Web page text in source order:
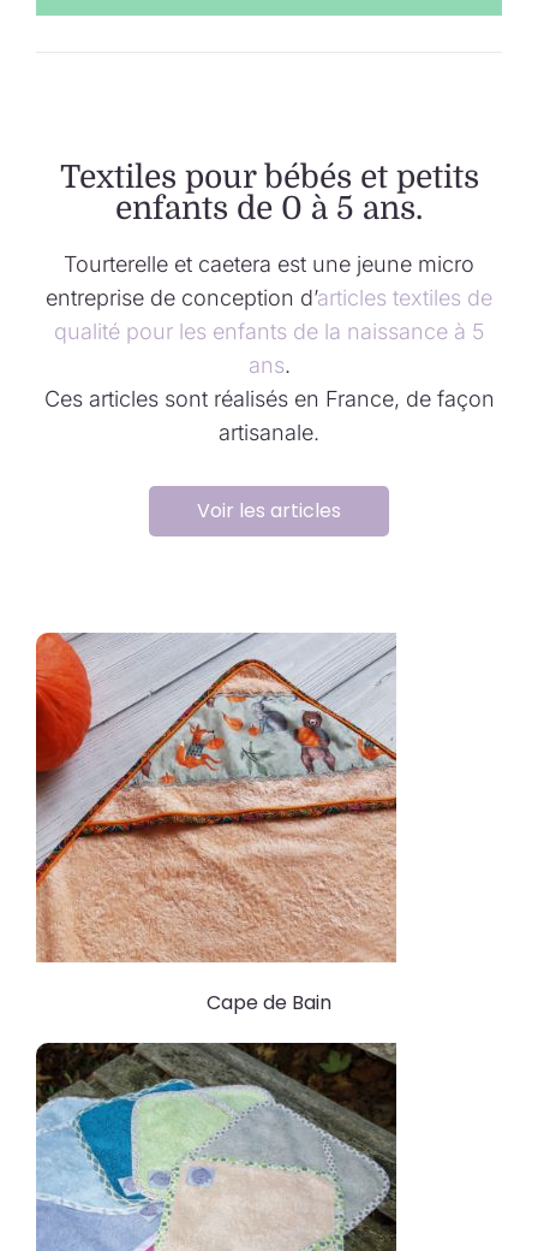
Textiles pour bébés et petits
enfants de 0 à 5 ans.
Tourterelle et caetera est une jeune micro
entreprise de conception d’articles textiles de
qualité pour les enfants de la naissance à 5
ans.
Ces articles sont réalisés en France, de façon
artisanale.
Voir les articles
Cape de Bain